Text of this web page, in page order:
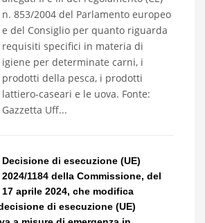
n. 853/2004 del Parlamento europeo
e del Consiglio per quanto riguarda
requisiti specifici in materia di
igiene per determinate carni, i
prodotti della pesca, i prodotti
lattiero-caseari e le uova. Fonte:
Gazzetta Uff...
Decisione di esecuzione (UE)
2024/1184 della Commissione, del
17 aprile 2024, che modifica
di esecuzione (UE)